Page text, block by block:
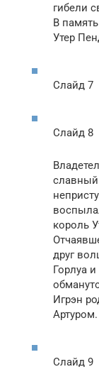
гибели
В
Утер
Слайд 7
Слайд 8
славный
король
друг
Горлуа
Игрэн
Артуром.
Слайд 9